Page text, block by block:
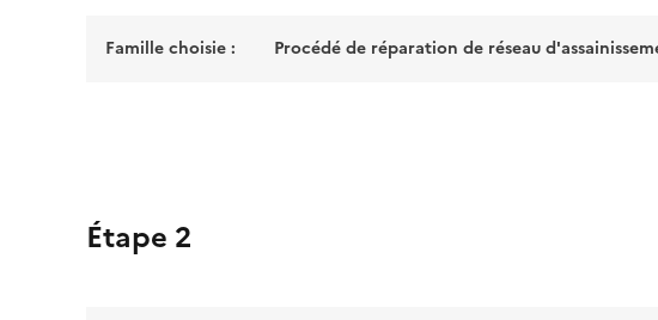
Famille choisie : Procédé de réparation de réseau
Étape 2